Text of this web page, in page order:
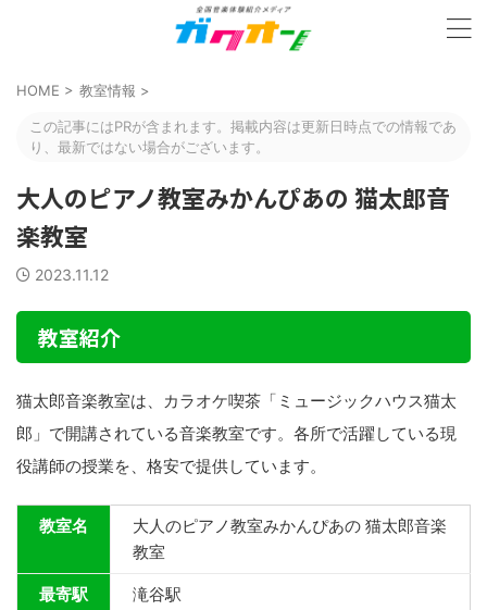
HOME > 教室情報 >
この記事にはPRが含まれます。掲載内容は更新日時点での情報であ
り、最新ではない場合がございます。
大人のピアノ教室みかんぴあの 猫太郎音
楽教室
2023.11.12
教室紹介
猫太郎音楽教室は、カラオケ喫茶「ミュージックハウス猫太
郎」で開講されている音楽教室です。各所で活躍している現
役講師の授業を、格安で提供しています。
教室名
大人のピアノ教室みかんぴあの 猫太郎音楽
教室
最寄駅 滝谷駅